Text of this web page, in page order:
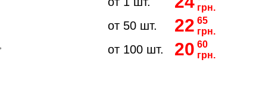
грн.
от 50 шт. 22 65
грн.
от 100 шт. 20 60
грн.